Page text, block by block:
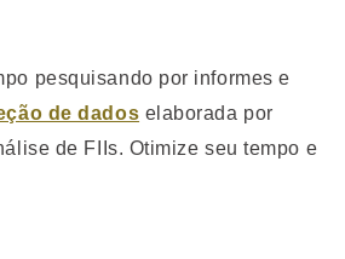
pesquisando por informes e
de dados elaborada por
de FIIs. Otimize seu tempo e